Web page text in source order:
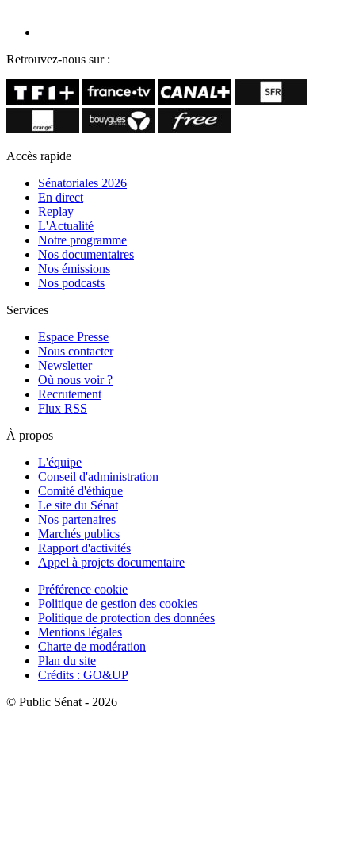
Retrouvez-nous sur :
Accès rapide
Sénatoriales 2026
En direct
Replay
L'Actualité
Notre programme
Nos documentaires
Nos émissions
Nos podcasts
Services
Espace Presse
Nous contacter
Newsletter
Où nous voir ?
Recrutement
Flux RSS
À propos
L'équipe
Conseil d'administration
Comité d'éthique
Le site du Sénat
Nos partenaires
Marchés publics
Rapport d'activités
Appel à projets documentaire
Préférence cookie
Politique de gestion des cookies
Politique de protection des données
Mentions légales
Charte de modération
Plan du site
Crédits : GO&UP
© Public Sénat - 2026